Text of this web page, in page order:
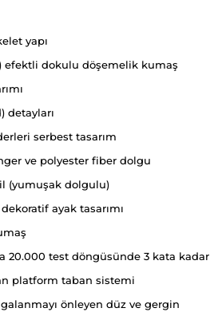
yapı
efektli dokulu döşemelik kumaş
detayları
serbest tasarım
ve polyester fiber dolgu
(yumuşak dolgulu)
ayak tasarımı
20.000 test döngüsünde 3 kata kadar
platform taban sistemi
önleyen düz ve gergin